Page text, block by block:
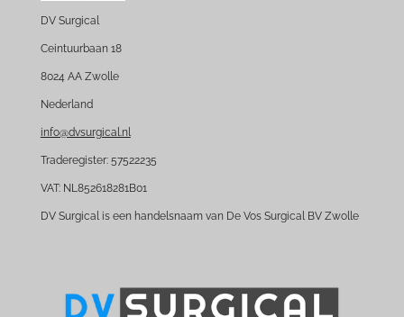
c
e
o
k
n
k
n
DV Surgical
Ceintuurbaan 18
8024 AA Zwolle
Nederland
info@dvsurgical.nl
Traderegister: 57522235
VAT: NL852618281B01
DV Surgical is een handelsnaam van De Vos Surgical BV Zwolle